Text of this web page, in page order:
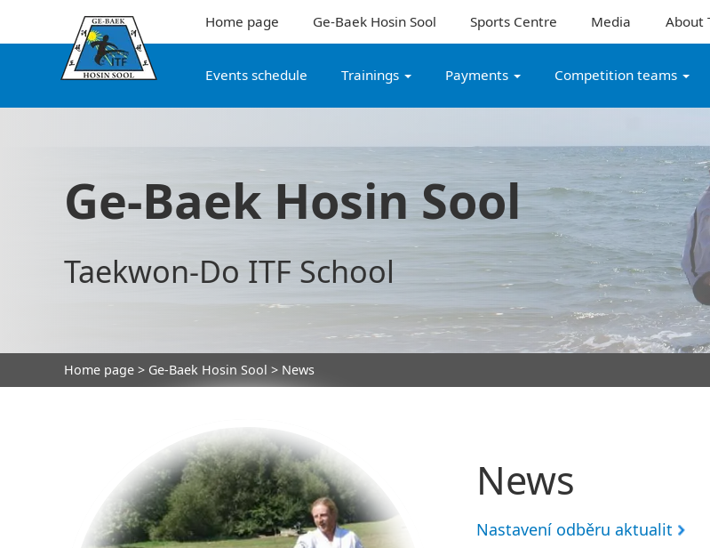
Home page Ge-Baek Hosin Sool Sports Centre Media About
Events schedule Trainings Payments Competition teams
Ge-Baek Hosin Sool
Taekwon-Do ITF School
Home page > Ge-Baek Hosin Sool > News
News
Nastavení odběru aktualit